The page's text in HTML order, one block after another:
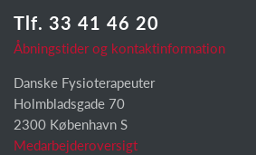
Tlf. 33 41 46 20
Åbningstider og kontaktinformation
Danske Fysioterapeuter
Holmbladsgade 70
2300 København S
Medarbejderoversigt